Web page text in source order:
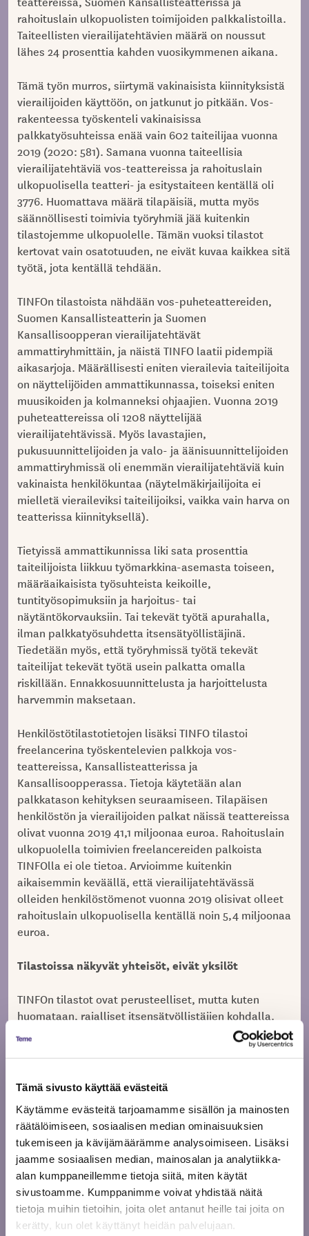
Tämä sivusto käyttää evästeitä
Käytämme evästeitä tarjoamamme sisällön ja mainosten
räätälöimiseen, sosiaalisen median ominaisuuksien
tukemiseen ja kävijämäärämme analysoimiseen. Lisäksi
jaamme sosiaalisen median, mainosalan ja analytiikka-
alan kumppaneillemme tietoja siitä, miten käytät
sivustoamme. Kumppanimme voivat yhdistää näitä
tietoja muihin tietoihin, joita olet antanut heille tai joita on
kerätty, kun olet käyttänyt heidän palvelujaan.
rahoituslain ulkopuolisten toimijoiden palkkalistoilla.
Taiteellisten vierailijatehtävien määrä on noussut
lähes 24 prosenttia kahden vuosikymmenen aikana.
Tämä työn murros, siirtymä vakinaisista kiinnityksistä
vierailijoiden käyttöön, on jatkunut jo pitkään. Vos-
rakenteessa työskenteli vakinaisissa
palkkatyösuhteissa enää vain 602 taiteilijaa vuonna
2019 (2020: 581). Samana vuonna taiteellisia
vierailijatehtäviä vos-teattereissa ja rahoituslain
ulkopuolisella teatteri- ja esitystaiteen kentällä oli
3776. Huomattava määrä tilapäisiä, mutta myös
säännöllisesti toimivia työryhmiä jää kuitenkin
tilastojemme ulkopuolelle. Tämän vuoksi tilastot
kertovat vain osatotuuden, ne eivät kuvaa kaikkea sitä
työtä, jota kentällä tehdään.
TINFOn tilastoista nähdään vos-puheteattereiden,
Suomen Kansallisteatterin ja Suomen
Kansallisoopperan vierailijatehtävät
ammattiryhmittäin, ja näistä TINFO laatii pidempiä
aikasarjoja. Määrällisesti eniten vierailevia taiteilijoita
on näyttelijöiden ammattikunnassa, toiseksi eniten
muusikoiden ja kolmanneksi ohjaajien. Vuonna 2019
puheteattereissa oli 1208 näyttelijää
vierailijatehtävissä. Myös lavastajien,
pukusuunnittelijoiden ja valo- ja äänisuunnittelijoiden
ammattiryhmissä oli enemmän vierailijatehtäviä kuin
vakinaista henkilökuntaa (näytelmäkirjailijoita ei
mielletä vieraileviksi taiteilijoiksi, vaikka vain harva on
teatterissa kiinnityksellä).
Tietyissä ammattikunnissa liki sata prosenttia
taiteilijoista liikkuu työmarkkina-asemasta toiseen,
määräaikaisista työsuhteista keikoille,
tuntityösopimuksiin ja harjoitus- tai
näytäntökorvauksiin. Tai tekevät työtä apurahalla,
ilman palkkatyösuhdetta itsensätyöllistäjinä.
Tiedetään myös, että työryhmissä työtä tekevät
taiteilijat tekevät työtä usein palkatta omalla
riskillään. Ennakkosuunnittelusta ja harjoittelusta
harvemmin maksetaan.
Henkilöstötilastotietojen lisäksi TINFO tilastoi
freelancerina työskentelevien palkkoja vos-
teattereissa, Kansallisteatterissa ja
Kansallisoopperassa. Tietoja käytetään alan
palkkatason kehityksen seuraamiseen. Tilapäisen
henkilöstön ja vierailijoiden palkat näissä teattereissa
olivat vuonna 2019 41,1 miljoonaa euroa. Rahoituslain
ulkopuolella toimivien freelancereiden palkoista
TINFOlla ei ole tietoa. Arvioimme kuitenkin
aikaisemmin keväällä, että vierailijatehtävässä
olleiden henkilöstömenot vuonna 2019 olisivat olleet
rahoituslain ulkopuolisella kentällä noin 5,4 miljoonaa
euroa.
Tilastoissa näkyvät yhteisöt, eivät yksilöt
TINFOn tilastot ovat perusteelliset, mutta kuten
huomataan, rajalliset itsensätyöllistäjien kohdalla.
Emme tilastoi yksilöitä, vaan yhteisöjä. Tarkempi
freelancereiden työllistymisen tilastointi, edellyttäisi
kentästä. Tämä tarkoittaisi konkreettisesti:
vastauksien saamista tilastokyselyihimme entistä
useammalta toimijalta ja uusien toimijoiden
tavoittamista. Mutta miten motivoida muutenkin
aliresurssoitua kenttää täyttämään
tilastointilomakkeita. On aika paljon vaadittu, että
produktion jälkeen työryhmän voimavaroista liikenisi
vähän vielä tilastointiin.
Freelancereiden lukumäärää ja osittain myös